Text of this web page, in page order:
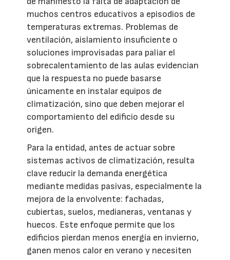
muchos centros educativos a episodios de
temperaturas extremas. Problemas de
ventilación, aislamiento insuficiente o
soluciones improvisadas para paliar el
sobrecalentamiento de las aulas evidencian
que la respuesta no puede basarse
únicamente en instalar equipos de
climatización, sino que deben mejorar el
comportamiento del edificio desde su
origen.
Para la entidad, antes de actuar sobre
sistemas activos de climatización, resulta
clave reducir la demanda energética
mediante medidas pasivas, especialmente la
mejora de la envolvente: fachadas,
cubiertas, suelos, medianeras, ventanas y
huecos. Este enfoque permite que los
edificios pierdan menos energía en invierno,
ganen menos calor en verano y necesiten